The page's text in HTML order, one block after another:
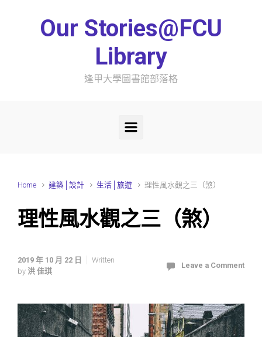
Our Stories@FCU
Library
逢甲大學圖書館部落格
Home 建築│設計 生活│旅遊 理性風水觀之三（煞）
理性風水觀之三（煞）
2019 年 10 月 22 日
Written
by 洪 佳琪
Leave a Comment